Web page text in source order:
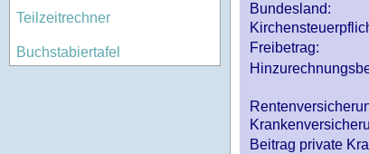
Teilzeitrechner
Buchstabiertafel
Bundesland:
Freibetrag:
Beitrag private